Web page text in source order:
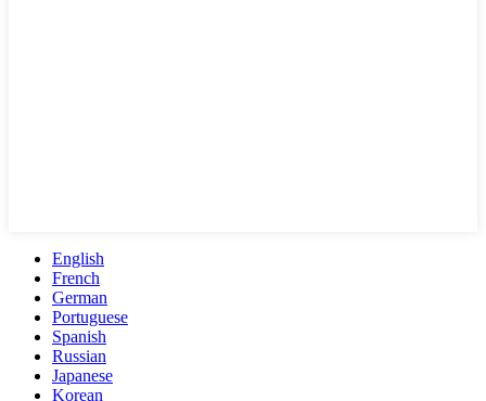
English
French
German
Portuguese
Spanish
Russian
Japanese
Korean